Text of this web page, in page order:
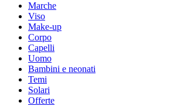
Marche
Viso
Make-up
Corpo
Capelli
Uomo
Bambini e neonati
Temi
Solari
Offerte